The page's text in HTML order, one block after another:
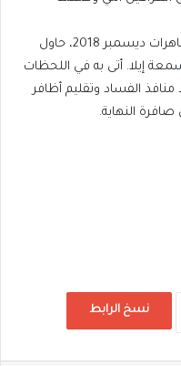
عندما بدأت سفينة الإنقاذ تغرق بعد مظاهرات ديسمبر 2018، حاول
إيلا. أتى به في اللحظات
منافذ الفساد وتقليم أظافر
النهاية.
نسخ الرابط